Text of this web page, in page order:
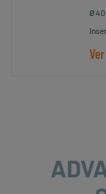
Ø
Ver